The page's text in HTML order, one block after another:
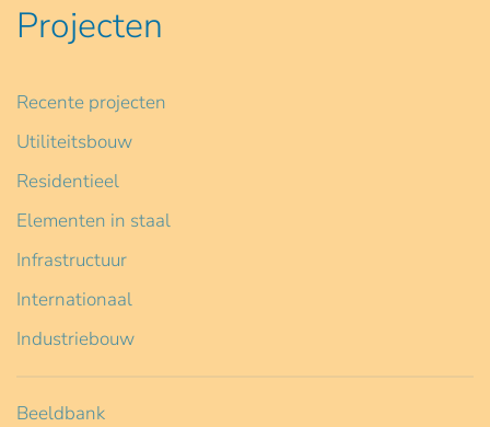
Projecten
Recente projecten
Utiliteitsbouw
Residentieel
Elementen in staal
Infrastructuur
Internationaal
Industriebouw
Beeldbank